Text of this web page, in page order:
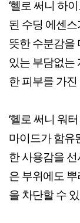
‘헬로 써니 하
된 수딩 에센
뜻한 수분감을
있는 부담없는
한 피부를 가
‘헬로 써니 워
마이드가 함유
한 사용감을
은 부위에도
을 차단할 수